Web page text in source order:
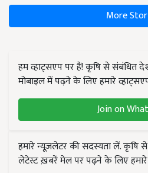
More
हम व्हाट्सएप पर हैं! कृषि से संबंधित
मोबाइल में पढ़ने के लिए हमारे
Join on
हमारे न्यूज़लेटर की सदस्यता लें. कृषि
लेटेस्ट ख़बरें मेल पर पढ़ने के लिए